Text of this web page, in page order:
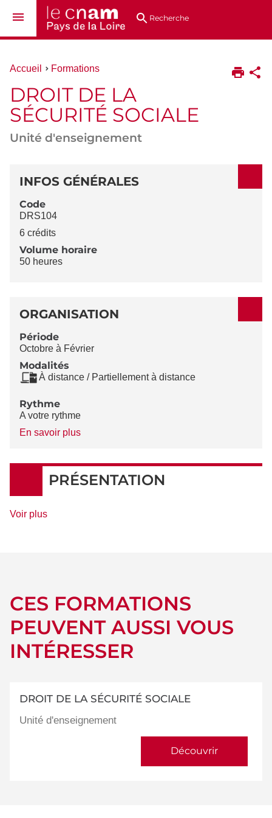
au
directsRecherche
Vous
ici :
Accueil Formations
DROIT DE LA
SÉCURITÉ SOCIALE
Unité d'enseignement
DÉTAILS
INFOS GÉNÉRALES
Code
DRS104
6 crédits
Volume horaire
50 heures
ORGANISATION
Période
Octobre à Février
Modalités
À distance / Partiellement à distance
Rythme
A votre rythme
En savoir plusà
Rythme
PRÉSENTATION
Voir plusde
CES FORMATIONS
PEUVENT AUSSI VOUS
INTÉRESSER
DROIT DE LA SÉCURITÉ SOCIALE
Unité d'enseignement
Découvrir